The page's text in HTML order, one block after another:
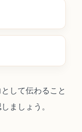
して伝わること
ましょう。